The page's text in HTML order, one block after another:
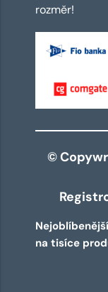
rozměr!
©
na tisíce